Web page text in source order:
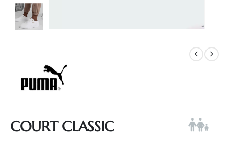
COURT CLASSIC